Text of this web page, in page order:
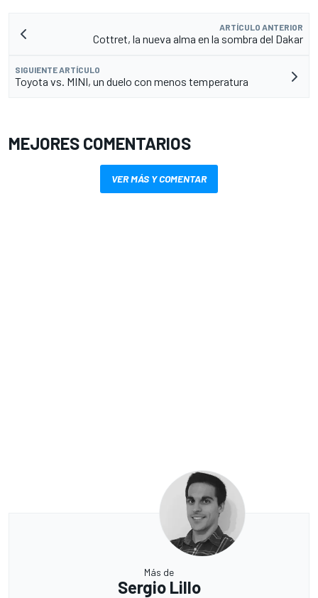
ARTÍCULO ANTERIOR
Cottret, la nueva alma en la sombra del Dakar
SIGUIENTE ARTÍCULO
Toyota vs. MINI, un duelo con menos temperatura
MEJORES COMENTARIOS
VER MÁS Y COMENTAR
Más de
Sergio Lillo